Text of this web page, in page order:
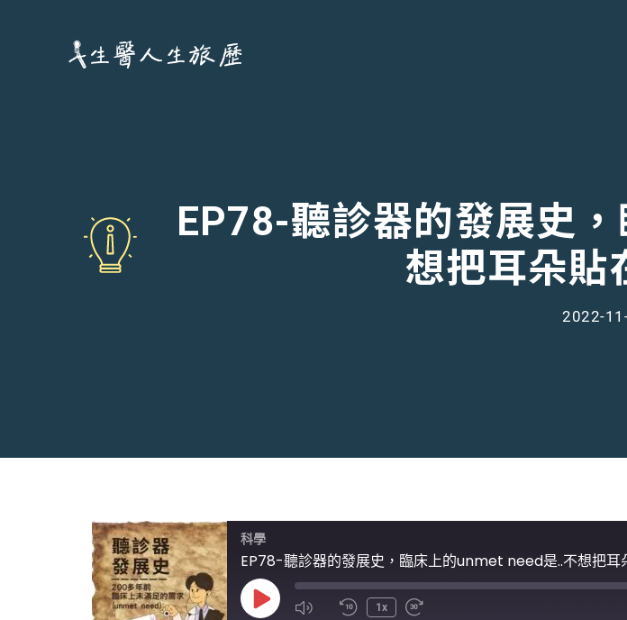
EP78-聽診器的發展史
想把耳朵貼
2022-
科學
EP78-聽診器的發展史，臨床上的unmet need是..不想把耳
Play
1x